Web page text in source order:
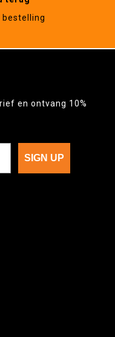
bestelling
en ontvang 10%
SIGN UP